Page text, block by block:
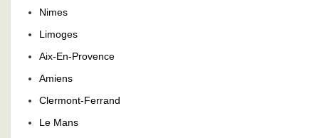
Nimes
Limoges
Aix-En-Provence
Amiens
Clermont-Ferrand
Le Mans